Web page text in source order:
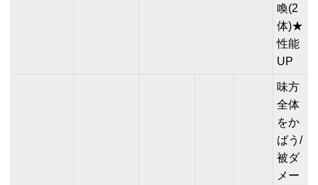
喚(2
体)★
性能
UP
味方
全体
をか
ばう/
被ダ
メー